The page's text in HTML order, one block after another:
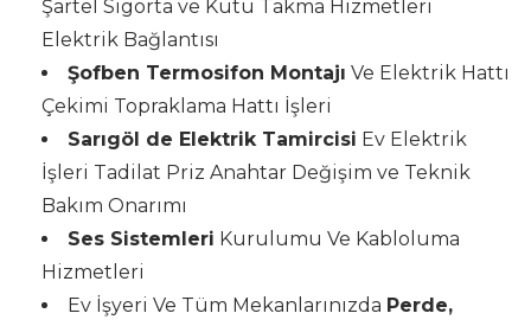
Şartel Sigorta ve Kutu Takma Hizmetleri
Elektrik Bağlantısı
Şofben Termosifon Montajı Ve Elektrik Hattı
Çekimi Topraklama Hattı İşleri
Sarıgöl de Elektrik Tamircisi Ev Elektrik
İşleri Tadilat Priz Anahtar Değişim ve Teknik
Bakım Onarımı
Ses Sistemleri Kurulumu Ve Kabloluma
Hizmetleri
Ev İşyeri Ve Tüm Mekanlarınızda Perde,